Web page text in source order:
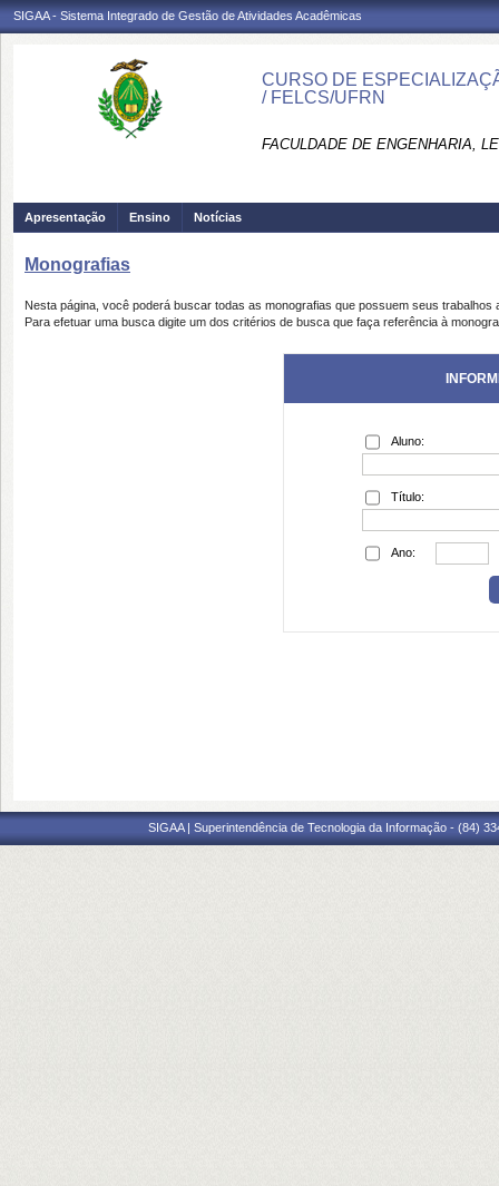
SIGAA - Sistema Integrado de Gestão de Atividades Acadêmicas
CURSO DE
/ FELCS/UFRN
FACULDADE DE ENGENHARIA,
Apresentação Ensino Notícias
Monografias
Nesta página, você poderá buscar todas as monografias que possuem seus trabalhos
Para efetuar uma busca digite um dos critérios de busca que faça referência à
Aluno:
Título:
Ano:
SIGAA | Superintendência de Tecnologia da Informação - (84)